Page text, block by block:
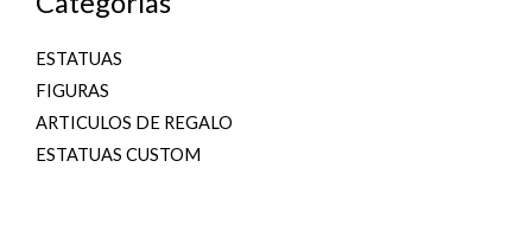
ESTATUAS
FIGURAS
ARTICULOS DE REGALO
ESTATUAS CUSTOM